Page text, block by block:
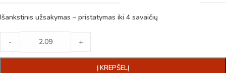
Išankstinis užsakymas – pristatymas iki 4 savaičių
- +
Į KREPŠELĮ